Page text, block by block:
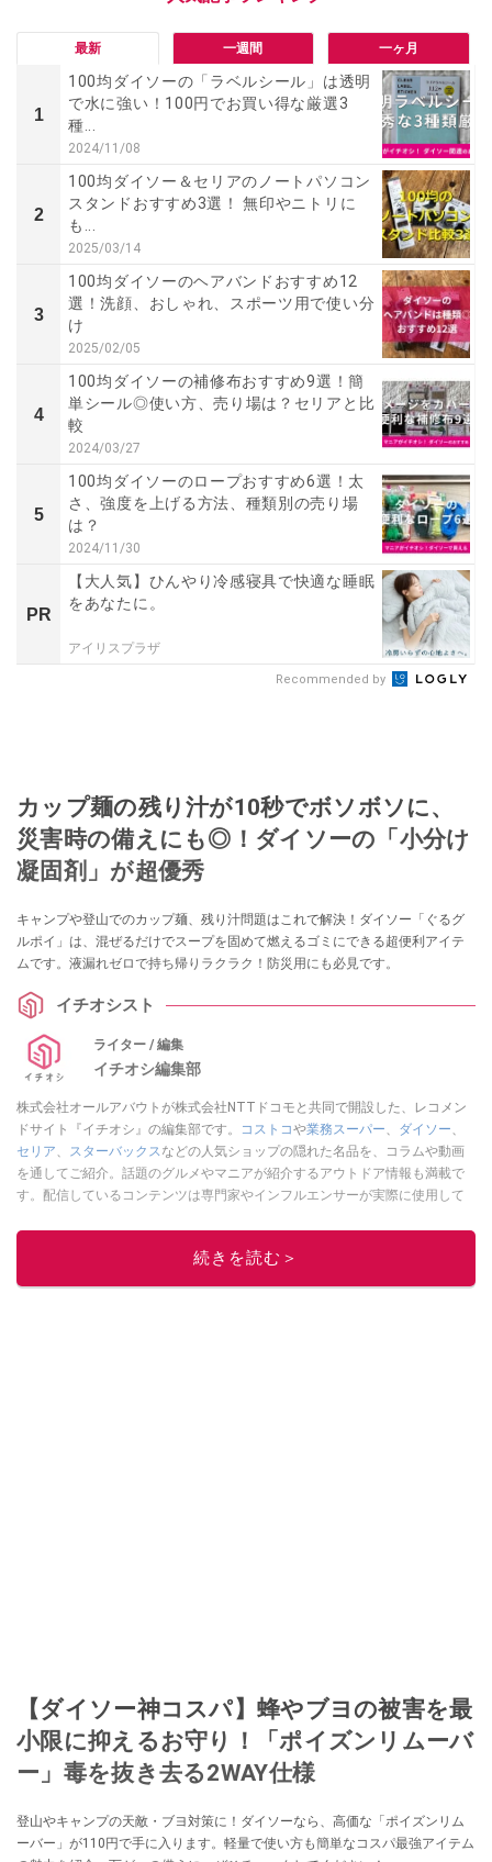
最新 一週間 一ヶ月
1
100均ダイソーの「ラベルシール」は透明
で水に強い！100円でお買い得な厳選3
種...
2024/11/08
2
100均ダイソー＆セリアのノートパソコン
スタンドおすすめ3選！ 無印やニトリに
も...
2025/03/14
3
100均ダイソーのヘアバンドおすすめ12
選！洗顔、おしゃれ、スポーツ用で使い分
け
2025/02/05
4
100均ダイソーの補修布おすすめ9選！簡
単シール◎使い方、売り場は？セリアと比
較
2024/03/27
5
100均ダイソーのロープおすすめ6選！太
さ、強度を上げる方法、種類別の売り場
は？
2024/11/30
PR
【大人気】ひんやり冷感寝具で快適な睡眠
をあなたに。
アイリスプラザ
Recommended by
カップ麺の残り汁が10秒でボソボソに、
災害時の備えにも◎！ダイソーの「小分け
凝固剤」が超優秀
キャンプや登山でのカップ麺、残り汁問題はこれで解決！ダイソー「ぐるグ
ルポイ」は、混ぜるだけでスープを固めて燃えるゴミにできる超便利アイテ
ムです。液漏れゼロで持ち帰りラクラク！防災用にも必見です。
イチオシスト
ライター / 編集
イチオシ編集部
株式会社オールアバウトが株式会社NTTドコモと共同で開設した、レコメン
ドサイト『イチオシ』の編集部です。
コストコや業務スーパー、 ダイソー、
セリア、 スターバックスなどの人気ショップの隠れた名品を、コラムや動画
を通してご紹介。話題のグルメやマニアが紹介するアウトドア情報も満載で
す。配信しているコンテンツは専門家やインフルエンサーが実際に使用して
ニュースでフォロー
続きを読む＞
【ダイソー神コスパ】蜂やブヨの被害を最
小限に抑えるお守り！「ポイズンリムーバ
ー」毒を抜き去る2WAY仕様
登山やキャンプの天敵・ブヨ対策に！ダイソーなら、高価な「ポイズンリム
ーバー」が110円で手に入ります。軽量で使い方も簡単なコスパ最強アイテム